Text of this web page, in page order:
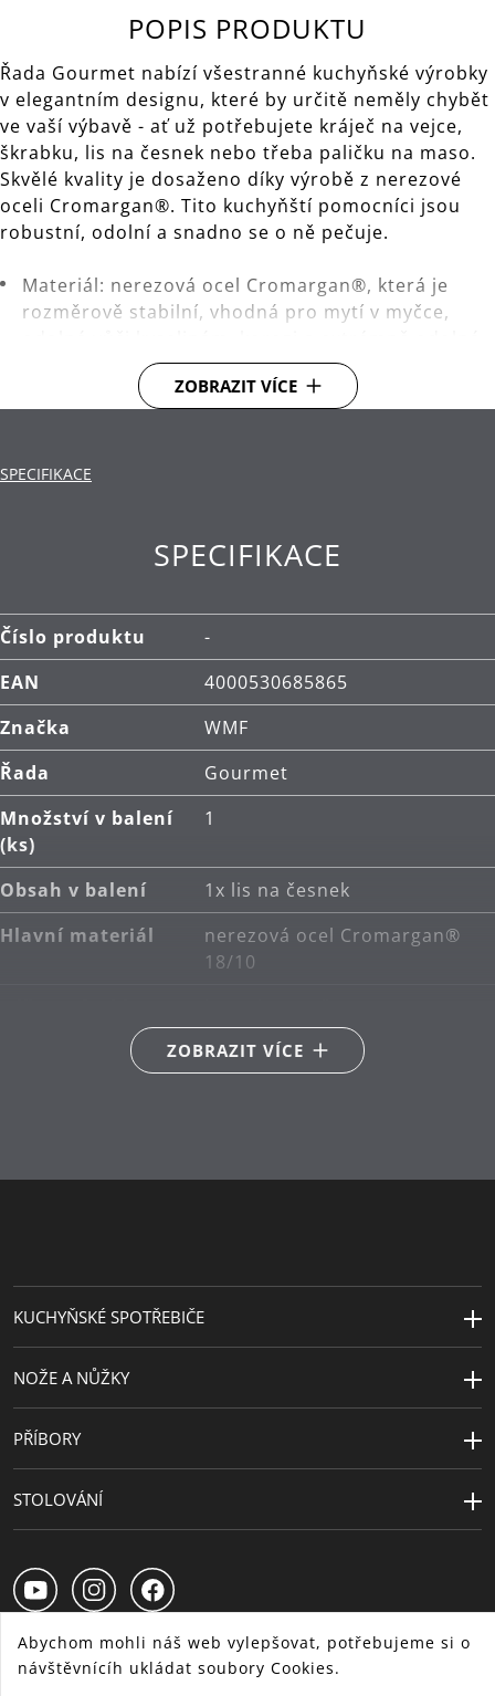
POPIS PRODUKTU
Řada Gourmet nabízí všestranné kuchyňské výrobky
v elegantním designu, které by určitě neměly chybět
ve vaší výbavě - ať už potřebujete kráječ na vejce,
škrabku, lis na česnek nebo třeba paličku na maso.
Skvělé kvality je dosaženo díky výrobě z nerezové
oceli Cromargan®. Tito kuchyňští pomocníci jsou
robustní, odolní a snadno se o ně pečuje.
Materiál: nerezová ocel Cromargan®, která je
rozměrově stabilní, vhodná pro mytí v myčce,
proti poškrábání.
Čištění: lze mýt v myčce.
ZOBRAZIT VÍCE
SPECIFIKACE
SPECIFIKACE
Číslo produktu
-
EAN
4000530685865
Značka
WMF
Řada
Gourmet
Množství v balení
(ks)
1
Obsah v balení
1x lis na česnek
Hlavní materiál
nerezová ocel Cromargan®
18/10
17
ZOBRAZIT VÍCE
KUCHYŇSKÉ SPOTŘEBIČE
NOŽE A NŮŽKY
PŘÍBORY
STOLOVÁNÍ
Abychom mohli náš web vylepšovat, potřebujeme si o
návštěvnícíh ukládat soubory Cookies.